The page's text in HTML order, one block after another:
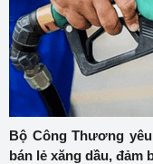
Bộ Công Thương
bán lẻ xăng dầu, đảm